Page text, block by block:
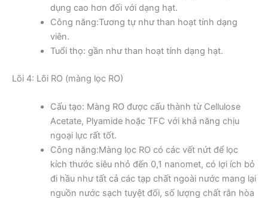
dụng cao hơn đối với dạng hạt.
Công năng:Tương tự như than hoạt tính dạng
viên.
Tuổi thọ: gần như than hoạt tính dạng hạt.
Lõi 4: Lõi RO (màng lọc RO)
Cấu tạo: Màng RO được cấu thành từ Cellulose
Acetate, Plyamide hoặc TFC với khả năng chịu
ngoại lực rất tốt.
Công năng:Màng lọc RO có các vết nứt để lọc
kích thước siêu nhỏ đến 0,1 nanomet, có lợi ích bỏ
đi hầu như tất cả các tạp chất ngoài nước mang lại
nguồn nước sạch tuyệt đối, số lượng chất rắn hòa